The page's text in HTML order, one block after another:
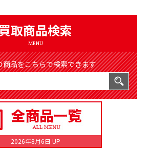
取商品検索
MENU
商品をこちらで検索できます
2026年8月6日 UP